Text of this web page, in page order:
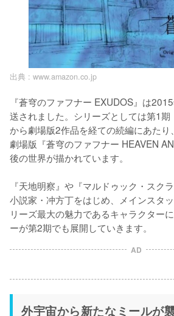
出典 : www.amazon.co.jp
『蒼穹のファフナー EXUDOS』は
送されました。シリーズとしては第1期
から劇場版2作品を経ての続編にあたり
劇場版『蒼穹のファフナー HEAVEN
後の世界が描かれています。
『天地明察』や『マルドゥック・スク
小説家・冲方丁をはじめ、メインスタ
リーズ最大の魅力であるキャラクター
ーが第2期でも展開していきます。
AD
外宇宙から新たなミールが